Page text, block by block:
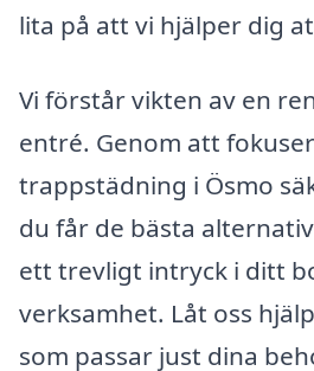
lita på att vi hjälper dig
Vi förstår vikten av en
entré. Genom att
trappstädning i Ösmo
du får de bästa
ett trevligt intryck i ditt
verksamhet. Låt oss
som passar just dina